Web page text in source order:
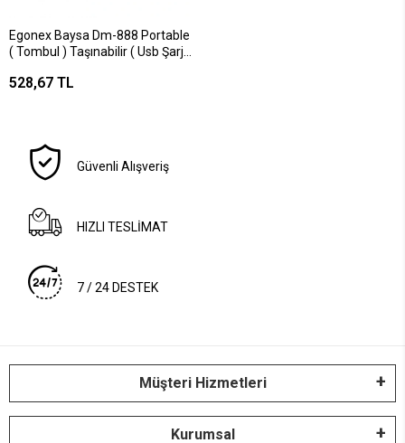
Egonex Baysa Dm-888 Portable
( Tombul ) Taşınabilir ( Usb Şarjlı
528,67 TL
Güvenli Alışveriş
HIZLI TESLİMAT
7 / 24 DESTEK
Müşteri Hizmetleri
Kurumsal